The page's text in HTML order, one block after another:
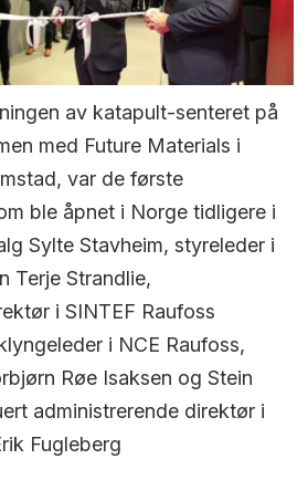
av katapult-senteret på
med Future Materials i
var de første
ble åpnet i Norge tidligere i
Sylte Stavheim, styreleder i
Terje Strandlie,
i SINTEF Raufoss
i NCE Raufoss,
Røe Isaksen og Stein
administrerende direktør i
Fugleberg